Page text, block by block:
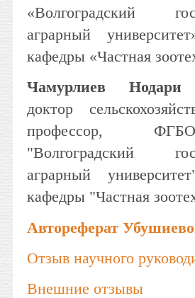
«Волгоградский
аграрный
кафедры «Частная
Чамурлиев Нодари
доктор
профессор,
"Волгоградский
аграрный
кафедры "Частная
Автореферат
Отзыв научного
Внешние отзывы